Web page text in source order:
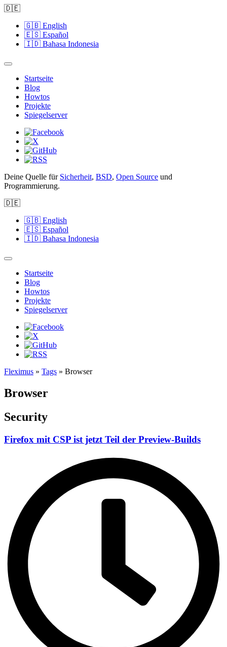
🇩🇪
🇬🇧 English
🇪🇸 Español
🇮🇩 Bahasa Indonesia
Startseite
Blog
Howtos
Projekte
Spiegelserver
Deine Quelle für Sicherheit, BSD, Open Source und
Programmierung.
🇩🇪
🇬🇧 English
🇪🇸 Español
🇮🇩 Bahasa Indonesia
Startseite
Blog
Howtos
Projekte
Spiegelserver
Fleximus » Tags » Browser
Browser
Security
Firefox mit CSP ist jetzt Teil der Preview-Builds